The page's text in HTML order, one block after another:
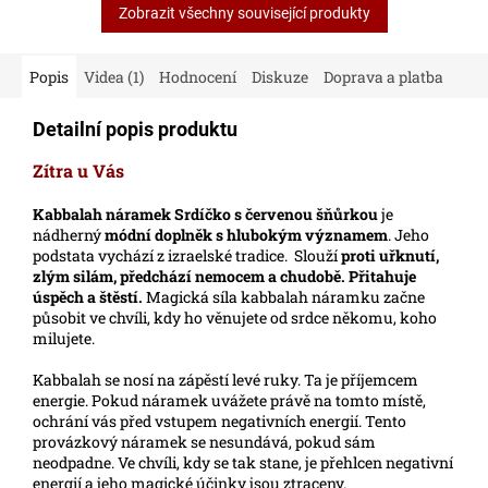
Zobrazit všechny související produkty
Popis Videa (1) Hodnocení Diskuze Doprava a platba
Detailní popis produktu
Zítra u Vás
Kabbalah náramek Srdíčko s červenou šňůrkouje
nádhernýmódní doplněk s hlubokým významem. Jeho
podstata vychází z izraelské tradice. Sloužíproti uřknutí,
zlým silám, předchází nemocem a chudobě. Přitahuje
úspěch a štěstí. Magická síla kabbalah náramku začne
působit ve chvíli, kdy ho věnujete od srdce někomu, koho
milujete.
Kabbalah se nosí na zápěstí levé ruky. Ta je příjemcem
energie. Pokud náramek uvážete právě na tomto místě,
ochrání vás před vstupem negativních energií. Tento
provázkový náramek se nesundává, pokud sám
neodpadne. Ve chvíli, kdy se tak stane, je přehlcen negativní
energií a jeho magické účinky jsou ztraceny.